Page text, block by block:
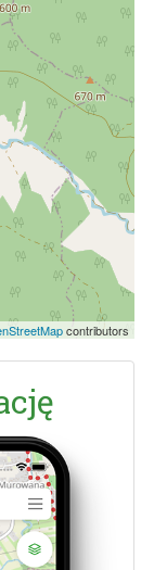
contributors